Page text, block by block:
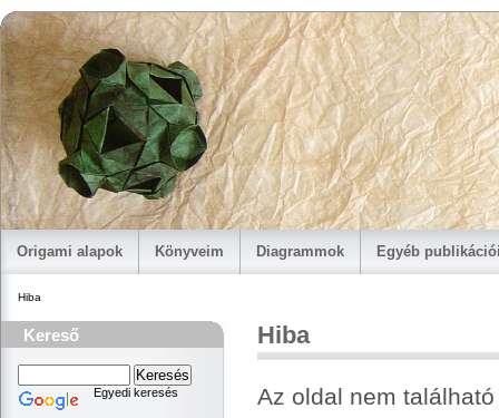
Origami alapok Könyveim Diagrammok Egyéb
Hiba
Kereső
Egyedi keresés
Hiba
Az oldal nem